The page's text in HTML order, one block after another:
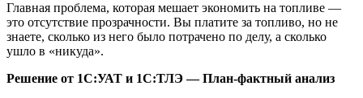
Главная проблема, которая мешает экономить на топливе —
это отсутствие прозрачности. Вы платите за топливо, но не
знаете, сколько из него было потрачено по делу, а сколько
ушло в «никуда».
Решение от 1С:УАТ и 1С:ТЛЭ — План-фактный анализ